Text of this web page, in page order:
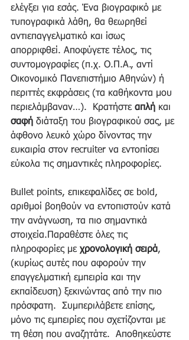
ελέγξει για εσάς. Ένα βιογραφικό με
τυπογραφικά λάθη, θα θεωρηθεί
αντιεπαγγελματικό και ίσως
απορριφθεί. Αποφύγετε τέλος, τις
συντομογραφίες (π.χ. Ο.Π.Α., αντί
Οικονομικό Πανεπιστήμιο Αθηνών) ή
περιττές εκφράσεις (τα καθήκοντα μου
περιελάμβαναν…).  Κρατήστε απλή και
σαφή διάταξη του βιογραφικού σας, με
άφθονο λευκό χώρο δίνοντας την
ευκαιρία στον recruiter να εντοπίσει
εύκολα τις σημαντικές πληροφορίες.
Bullet points, επικεφαλίδες σε bold,
αριθμοί βοηθούν να εντοπιστούν κατά
την ανάγνωση, τα πιο σημαντικά
στοιχεία.Παραθέστε όλες τις
πληροφορίες με χρονολογική σειρά,
(κυρίως αυτές που αφορούν την
επαγγελματική εμπειρία και την
εκπαίδευση) ξεκινώντας από την πιο
πρόσφατη.  Συμπεριλάβετε επίσης,
μόνο τις εμπειρίες που σχετίζονται με
τη θέση που αναζητάτε.  Αποθηκεύστε